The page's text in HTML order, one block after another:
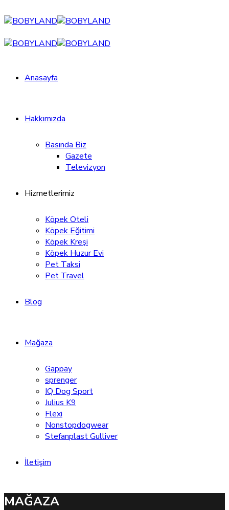
Anasayfa
Hakkımızda
Basında Biz
Gazete
Televizyon
Hizmetlerimiz
Köpek Oteli
Köpek Eğitimi
Köpek Kreşi
Köpek Huzur Evi
Pet Taksi
Pet Travel
Blog
Mağaza
Gappay
sprenger
IQ Dog Sport
Julius K9
Flexi
Nonstopdogwear
Stefanplast Gulliver
İletişim
MAĞAZA